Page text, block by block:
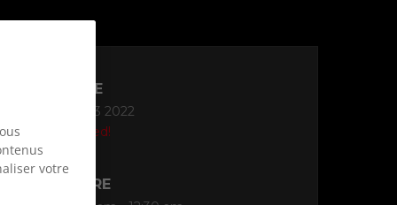
DATE
Oct 13 2022
Expired!
HEURE
votre